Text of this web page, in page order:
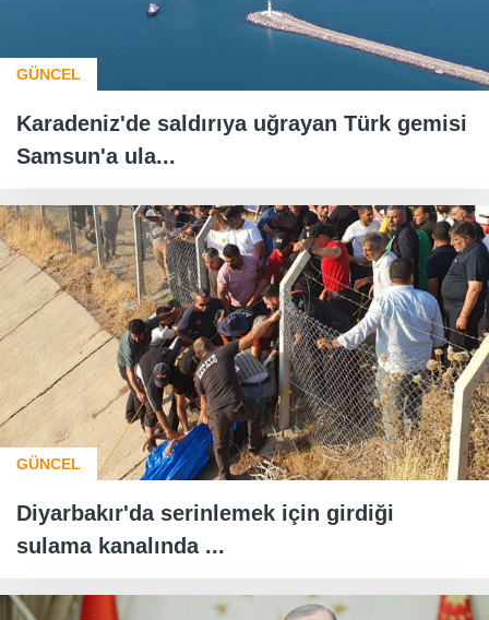
GÜNCEL
Karadeniz'de saldırıya uğrayan Türk gemisi
Samsun'a ula...
GÜNCEL
Diyarbakır'da serinlemek için girdiği
sulama kanalında ...